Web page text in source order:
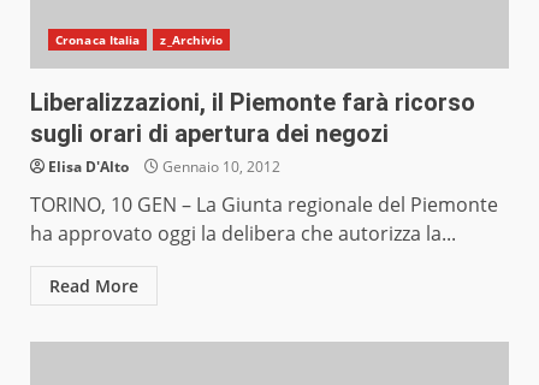
Cronaca Italia z_Archivio
Liberalizzazioni, il Piemonte farà ricorso
sugli orari di apertura dei negozi
Elisa D'Alto Gennaio 10, 2012
TORINO, 10 GEN – La Giunta regionale del Piemonte
ha approvato oggi la delibera che autorizza la...
Read More